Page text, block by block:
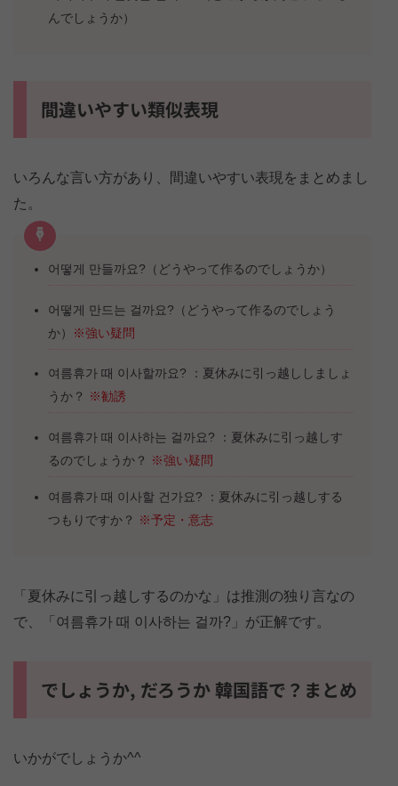
んでしょうか）
間違いやすい類似表現
いろんな言い方があり、間違いやすい表現をまとめまし
た。
어떻게 만들까요?（どうやって作るのでしょうか）
어떻게 만드는 걸까요?（どうやって作るのでしょう
か）
※強い疑問
여름휴가 때 이사할까요? ：夏休みに引っ越ししましょ
うか？
※勧誘
여름휴가 때 이사하는 걸까요? ：夏休みに引っ越しす
るのでしょうか？
※強い疑問
여름휴가 때 이사할 건가요? ：夏休みに引っ越しする
つもりですか？
※予定・意志
「夏休みに引っ越しするのかな」は推測の独り言なの
で、「여름휴가 때 이사하는 걸까?」が正解です。
でしょうか, だろうか 韓国語で？まとめ
いかがでしょうか^^